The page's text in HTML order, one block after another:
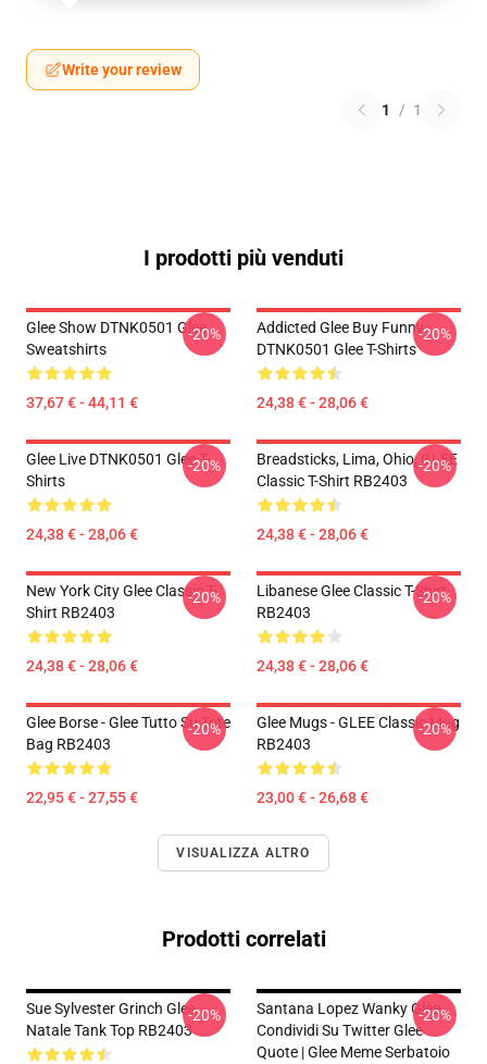
Write your review
1 / 1
I prodotti più venduti
Glee Show DTNK0501 Glee
Sweatshirts
37,67 € - 44,11 €
-20%
Addicted Glee Buy Funny
DTNK0501 Glee T-Shirts
24,38 € - 28,06 €
-20%
Glee Live DTNK0501 Glee T-
Shirts
24,38 € - 28,06 €
-20%
Breadsticks, Lima, Ohio, GLEE
Classic T-Shirt RB2403
24,38 € - 28,06 €
-20%
New York City Glee Classic T-
Shirt RB2403
24,38 € - 28,06 €
-20%
Libanese Glee Classic T-Shirt
RB2403
24,38 € - 28,06 €
-20%
Glee Borse - Glee Tutto Su Tote
Bag RB2403
22,95 € - 27,55 €
-20%
Glee Mugs - GLEE Classic Mug
RB2403
23,00 € - 26,68 €
-20%
VISUALIZZA ALTRO
Prodotti correlati
Sue Sylvester Grinch Glee
Natale Tank Top RB2403
-20%
Santana Lopez Wanky Glee
Condividi Su Twitter Glee
Quote | Glee Meme Serbatoio
-20%